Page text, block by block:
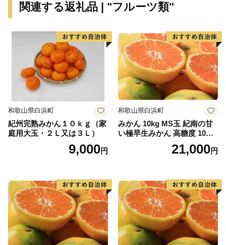
通により、那覇空港との時間距離が15分～20分と短く
業も盛んですが、特に卸売市場を整備し、水産物の国際
的物流拠点を目指しています。
このように糸満市は、平和と伝統と未来が交差する発
展の可能性を大きく秘めたまちです。糸満市でたくさん
の再発見をし、魅力を楽しむとともに、今後の新しい糸
満市にご注目ください。
関連する返礼品 | "フルーツ類"
和歌山県白浜町
紀州完熟みかん１０ｋｇ（家
庭用大玉・２Ｌ又は３Ｌ）
9,000円
和歌山県白浜町
みかん 10kg MS玉 紀南の甘
い極早生みかん 高糖度 10月
以降発送 マルチ被覆栽培
21,000円